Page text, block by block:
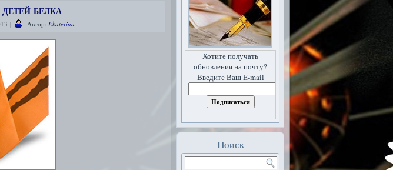
белка
| Автор: Ekaterina
Хотите получать
обновления на почту?
Введите Ваш E-mail
Поиск